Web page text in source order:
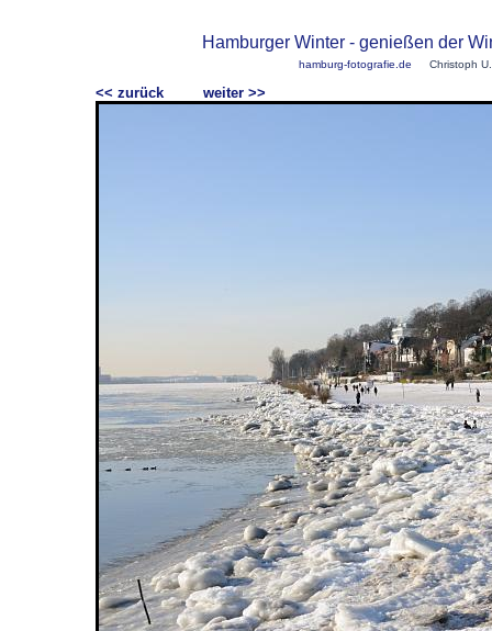
Hamburger Winter - genießen der
hamburg-fotografie.de Christoph
<< zurück weiter >>